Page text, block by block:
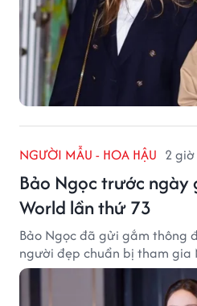
NGƯỜI MẪU - HOA HẬU 2
Bảo Ngọc trước ngày
World lần thứ 73
Bảo Ngọc đã gửi gắm thông
người đẹp chuẩn bị tham gia